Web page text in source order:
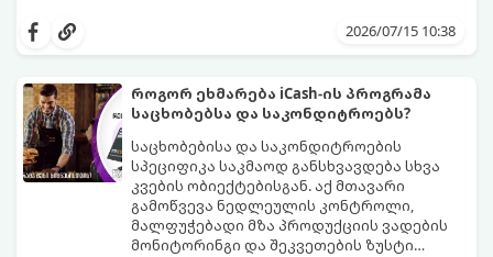
ყიდვა იმაზე მარტივია, ვიდრე ონლაინ
სულ რაღაც $10-ითაც კი შეგიძლიათ.
გაერკვეთ ფინანსების სამყაროში,
უსაფრთხოდ.
2026/07/15 10:38
როგორ ეხმარება iCash-ის პროგრამა
საცხობებსა და საკონდიტროებს?
საცხობებისა და საკონდიტროების
სპეციფიკა საკმაოდ განსხვავდება სხვა
კვების ობიექტებისგან. აქ მთავარი
გამოწვევა ნედლეულის კონტროლი,
მალფუჭებადი მზა პროდუქციის ვადების
მონიტორინგი და შეკვეთების ზუსტი